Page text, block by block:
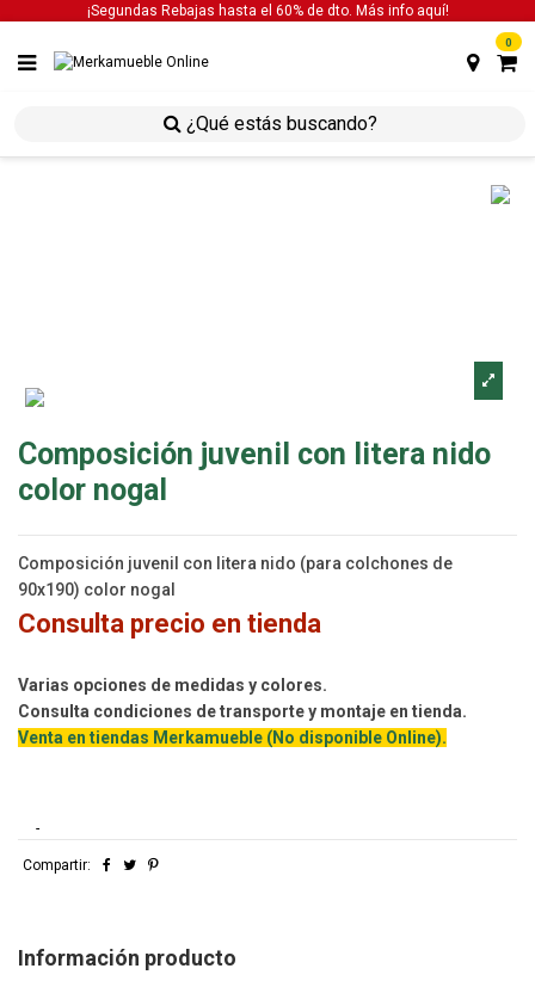
¡Segundas Rebajas hasta el 60% de dto. Más info aquí!
0
estancias estancias juveniles
composición
Composición juvenil con litera nido
color nogal
Composición juvenil con litera nido (para colchones de
90x190) color nogal
Consulta precio en tienda
Varias opciones de medidas y colores.
Consulta condiciones de transporte y montaje en tienda.
Venta en tiendas Merkamueble (No disponible Online).
-
Compartir:
Información producto